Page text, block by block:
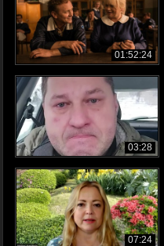
01:52:24
03:28
07:24